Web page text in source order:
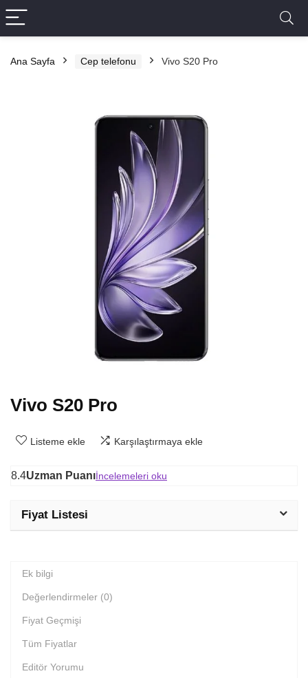
Ana Sayfa Cep telefonu Vivo S20 Pro
Vivo S20 Pro
Listeme ekle Karşılaştırmaya ekle
8.4Uzman Puanıİncelemeleri oku
Fiyat Listesi
Ek bilgi
Değerlendirmeler (0)
Fiyat Geçmişi
Tüm Fiyatlar
Editör Yorumu